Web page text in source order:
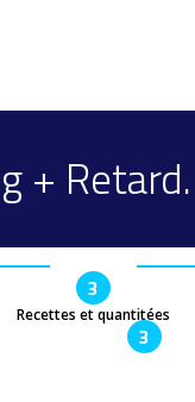
+ Retard.
3
Recettes et quantitées
3